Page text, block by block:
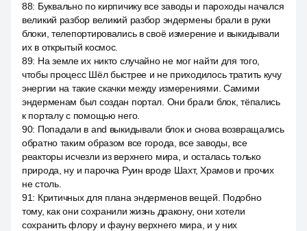
88: Буквально по кирпичику все заводы и пароходы начался
великий разбор великий разбор эндермены брали в руки
блоки, телепортировались в своё измерение и выкидывали
их в открытый космос.
89: На земле их никто случайно не мог найти для того,
чтобы процесс Шёл быстрее и не приходилось тратить кучу
энергии на такие скачки между измерениями. Самими
эндерменам был создан портал. Они брали блок, тёпались
к порталу с помощью него.
90: Попадали в and выкидывали блок и снова возвращались
обратно таким образом все города, все заводы, все
реакторы исчезли из верхнего мира, и осталась только
природа, ну и парочка Руин вроде Шахт, Храмов и прочих
не столь.
91: Критичных для плана эндерменов вещей. Подобно
тому, как они сохранили жизнь дракону, они хотели
сохранить флору и фауну верхнего мира, и у них